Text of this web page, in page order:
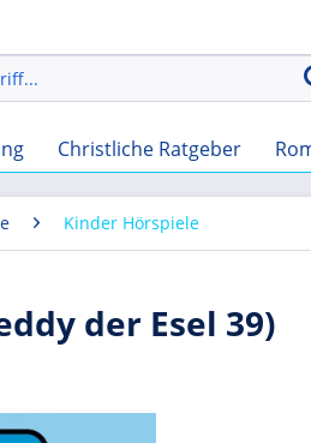
Christliche Ratgeber
Kinder Hörspiele
der Esel 39)